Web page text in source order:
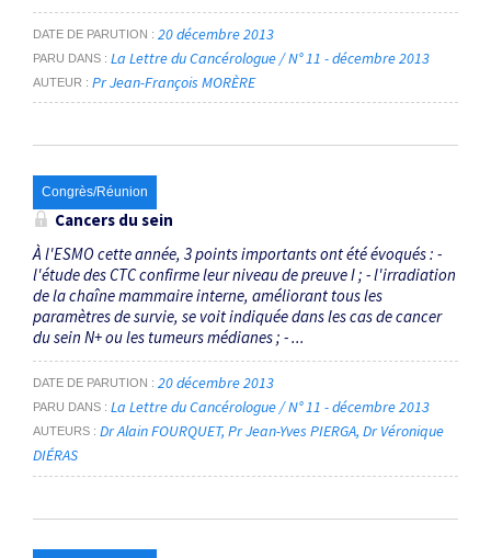
DATE DE PARUTION 20 décembre 2013
PARU DANS La Lettre du Cancérologue / N° 11 - décembre 2013
AUTEUR Pr Jean-François MORÈRE
Congrès/Réunion
Cancers du sein
À l'ESMO cette année, 3 points importants ont été évoqués : -
l'étude des CTC confirme leur niveau de preuve I ; - l'irradiation
de la chaîne mammaire interne, améliorant tous les
paramètres de survie, se voit indiquée dans les cas de cancer
du sein N+ ou les tumeurs médianes ; - ...
DATE DE PARUTION 20 décembre 2013
PARU DANS La Lettre du Cancérologue / N° 11 - décembre 2013
AUTEURS Dr Alain FOURQUET Pr Jean-Yves PIERGA Dr Véronique
DIÉRAS